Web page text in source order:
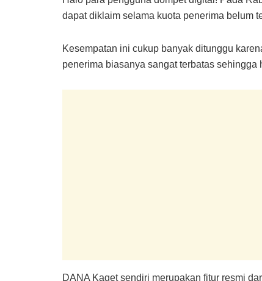
dapat diklaim selama kuota penerima belum
Kesempatan ini cukup banyak ditunggu
penerima biasanya sangat terbatas
DANA Kaget sendiri merupakan fitur resmi